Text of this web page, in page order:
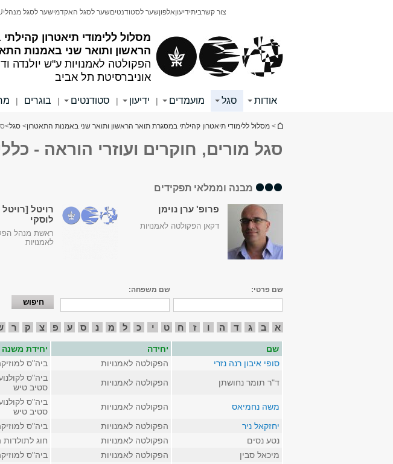
מסלול ללימודי תיאטרון
הראשון ותואר שני באמנות
הפקולטה לאמנויות ע"ש יולנדה
אוניברסיטת תל אביב
צור קשרביתידיעוןאלפוןשער לסטודנטיםשער לסגל האקדמישער לסגל מנהלי
אודות סגל מועמדים | ידיעון | סטודנטים | בוגרים |
הינך נמצא כאן
> מסלול ללימודי תיאטרון קהילתי במסגרת תואר הראשון ותואר שני באמנות התאטרון> סגל>
סגל מורים, חוקרים ועוזרי הוראה -
מבנה וממלאי תפקידים
פרופ' ערן נוימן
דקאן הפקולטה לאמנויות
רויטל
לוסקי
ראשת מנהל
לאמנויות
שם פרטי: שם משפחה:
א ב ג ד ה ו ז ח ט י כ ל מ נ ס ע פ צ ק ר
שם יחידה יחידת משנה
סופי איבון רנה נזרי
הפקולטה לאמנויות ביה"ס
ד"ר תומר נחושתן
הפקולטה לאמנויות
ביה"ס
סטיב טיש
משה נחמיאס הפקולטה לאמנויות
ביה"ס
סטיב טיש
יחזקאל ניר
הפקולטה לאמנויות ביה"ס
נטע נסים
הפקולטה לאמנויות חוג
מיכאל סבין
הפקולטה לאמנויות
ביה"ס